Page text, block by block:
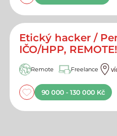
Etický hacker /
IČO/HPP, REMOTE!
Remote Freelance
90 000 - 130 000 Kč